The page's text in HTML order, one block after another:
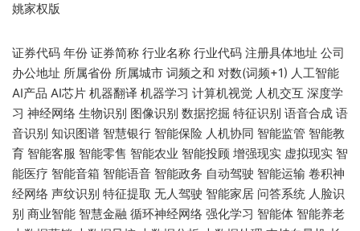
姚家权版
证券代码 年份 证券简称 行业名称 行业代码 注册具体地址 公司
办公地址 所属省份 所属城市 词频之和 对数(词频+1) 人工智能
AI产品 AI芯片 机器翻译 机器学习 计算机视觉 人机交互 深度学
习 神经网络 生物识别 图像识别 数据挖掘 特征识别 语音合成 语
音识别 知识图谱 智慧银行 智能保险 人机协同 智能监管 智能教
育 智能客服 智能零售 智能农业 智能投顾 增强现实 虚拟现实 智
能医疗 智能音箱 智能语音 智能政务 自动驾驶 智能运输 卷积神
经网络 声纹识别 特征提取 无人驾驶 智能家居 问答系统 人脸识
别 商业智能 智慧金融 循环神经网络 强化学习 智能体 智能养老